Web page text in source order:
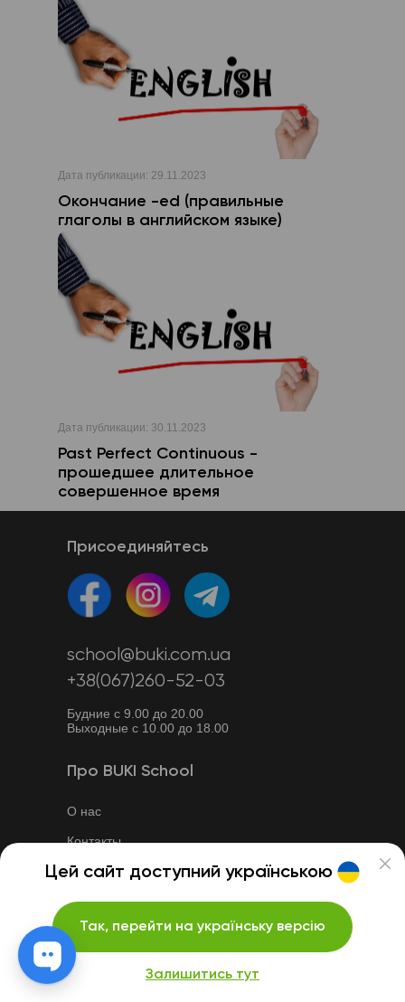
Дата публикации: 29.11.2023
Окончание -ed (правильные
глаголы в английском языке)
Дата публикации: 30.11.2023
Past Perfect Continuous -
прошедшее длительное
совершенное время
Присоединяйтесь
school@buki.com.ua
+38(067)260-52-03
Будние с 9.00 до 20.00
Выходные с 10.00 до 18.00
Про BUKI School
О нас
Контакты
Как это работает
Наши репетиторы
Учебный процесс
Отзывы
Цей сайт доступний українською
Так, перейти на українську версію
Залишитись тут